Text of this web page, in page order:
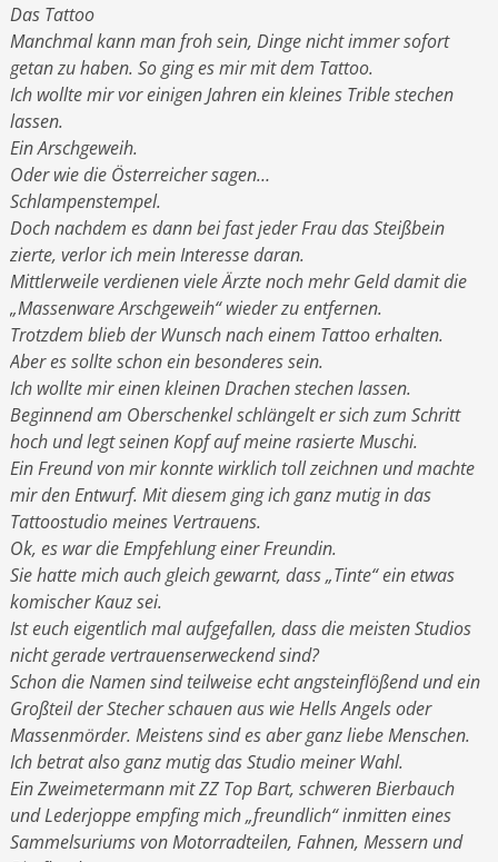
Das Tattoo
Manchmal kann man froh sein, Dinge nicht immer sofort
getan zu haben. So ging es mir mit dem Tattoo.
Ich wollte mir vor einigen Jahren ein kleines Trible stechen
lassen.
Ein Arschgeweih.
Oder wie die Österreicher sagen…
Schlampenstempel.
Doch nachdem es dann bei fast jeder Frau das Steißbein
zierte, verlor ich mein Interesse daran.
Mittlerweile verdienen viele Ärzte noch mehr Geld damit die
„Massenware Arschgeweih“ wieder zu entfernen.
Trotzdem blieb der Wunsch nach einem Tattoo erhalten.
Aber es sollte schon ein besonderes sein.
Ich wollte mir einen kleinen Drachen stechen lassen.
Beginnend am Oberschenkel schlängelt er sich zum Schritt
hoch und legt seinen Kopf auf meine rasierte Muschi.
Ein Freund von mir konnte wirklich toll zeichnen und machte
mir den Entwurf. Mit diesem ging ich ganz mutig in das
Tattoostudio meines Vertrauens.
Ok, es war die Empfehlung einer Freundin.
Sie hatte mich auch gleich gewarnt, dass „Tinte“ ein etwas
komischer Kauz sei.
Ist euch eigentlich mal aufgefallen, dass die meisten Studios
nicht gerade vertrauenserweckend sind?
Schon die Namen sind teilweise echt angsteinflößend und ein
Großteil der Stecher schauen aus wie Hells Angels oder
Massenmörder. Meistens sind es aber ganz liebe Menschen.
Ich betrat also ganz mutig das Studio meiner Wahl.
Ein Zweimetermann mit ZZ Top Bart, schweren Bierbauch
und Lederjoppe empfing mich „freundlich“ inmitten eines
Sammelsuriums von Motorradteilen, Fahnen, Messern und